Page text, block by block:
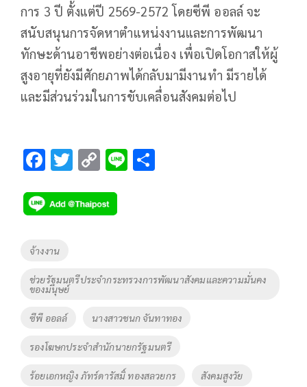
การ 3 ปี ตั้งแต่ปี 2569-2572 โดยซีพี ออลล์ จะ
สนับสนุนการจัดหาตำแหน่งงานและการพัฒนา
ทักษะด้านอาชีพอย่างต่อเนื่อง เพื่อเปิดโอกาสให้ผู้
สูงอายุที่ยังมีศักยภาพได้กลับมามีงานทำ มีรายได้
และมีส่วนร่วมในการขับเคลื่อนสังคมต่อไป
F
e
b
o
o
k
T
tt
er
C
p
y
n
k
Li
Tags
จ้างงาน
ช่วยรัฐมนตรีประจำกระทรวงการพัฒนาสังคมและความมั่นคง
ของมนุษย์
ซีพี ออลล์ นางสาวชนก จันทาทอง
รองโฆษกประจำสำนักนายกรัฐมนตรี
ร้อยเอกหญิง ภัทร์ดารัสมิ์ ทองสลวยกร สังคมสูงวัย